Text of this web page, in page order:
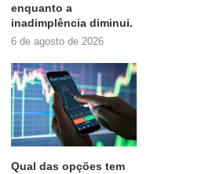
enquanto a
inadimplência diminui.
6 de agosto de 2026
Qual das opções tem